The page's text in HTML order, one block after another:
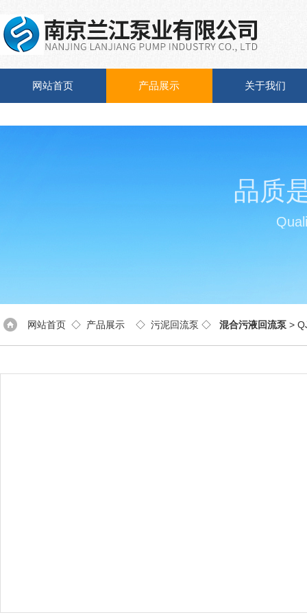
网站首页 产品展示 关于我们
品质
网站首页 ◇ 产品展示 ◇ 污泥回流泵 ◇ 混合污液回流泵 >